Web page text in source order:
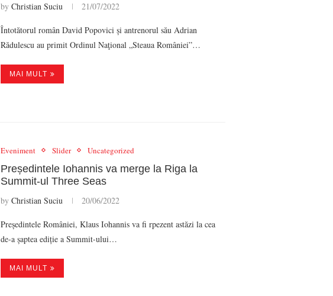
by Christian Suciu 21/07/2022
Întotătorul român David Popovici și antrenorul său Adrian
Rădulescu au primit Ordinul Naţional „Steaua României”…
MAI MULT
Eveniment Slider Uncategorized
Președintele Iohannis va merge la Riga la
Summit-ul Three Seas
by Christian Suciu 20/06/2022
Președintele României, Klaus Iohannis va fi rpezent astăzi la cea
de-a șaptea ediție a Summit-ului…
MAI MULT